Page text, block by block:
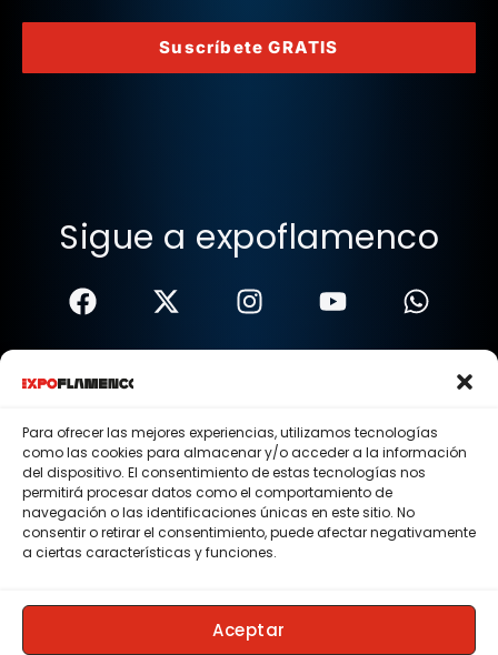
Para ofrecer las mejores experiencias, utilizamos tecnologías
como las cookies para almacenar y/o acceder a la información
del dispositivo. El consentimiento de estas tecnologías nos
permitirá procesar datos como el comportamiento de
navegación o las identificaciones únicas en este sitio. No
consentir o retirar el consentimiento, puede afectar negativamente
a ciertas características y funciones.
Aceptar
Suscríbete GRATIS
Sigue a expoflamenco
Términos Y Condiciones
Política De Privacidad
Política De Cookies
Aviso Legal
© 2015 - 2026 . Todos los derechos reservados.
Contacto